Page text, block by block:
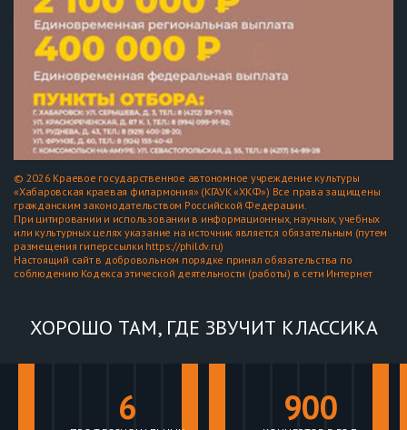
© 2026 Краевое государственное автономное учреждение культуры
«Хабаровская краевая филармония» (КГАУК «ХКФ») Все права защищены
гражданским законодательством Российской Федерации.
При цитировании и использовании в информационных, научных, учебных
или культурных целях указание на источник является обязательным (путем
размещения гиперссылки https://phildv.ru)
Настоящий сайт в добровольном порядке принял обязательства по
соблюдению Кодекса этической деятельности (работы) в сети Интернет
ХОРОШО ТАМ, ГДЕ ЗВУЧИТ КЛАССИКА
6 900